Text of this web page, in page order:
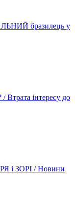
бразилець у
інтересу до
і ЗОРІ / Новини